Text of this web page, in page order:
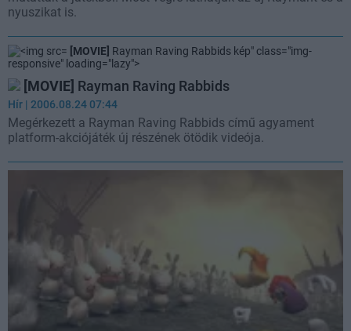
nyuszikat is.
[MOVIE] Rayman Raving Rabbids kép" class="img-
responsive" loading="lazy">
[MOVIE] Rayman Raving Rabbids
Hír | 2006.08.24 07:44
Megérkezett a Rayman Raving Rabbids című agyament
platform-akciójáték új részének ötödik videója.